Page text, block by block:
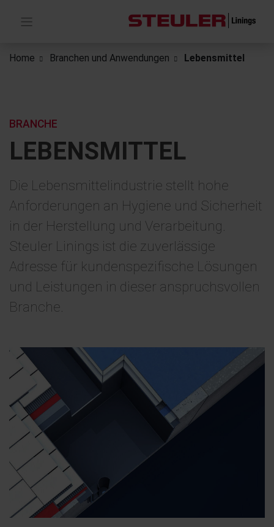
Home Branchen und Anwendungen Lebensmittel
LEBENS­MITTEL
BRANCHE
Die Lebensmittelindustrie stellt hohe
Anforderungen an Hygiene und Sicherheit
in der Herstellung und Verarbeitung.
Steuler Linings ist die zuverlässige
Adresse für kundenspezifische Lösungen
und Leistungen in dieser anspruchsvollen
Branche.